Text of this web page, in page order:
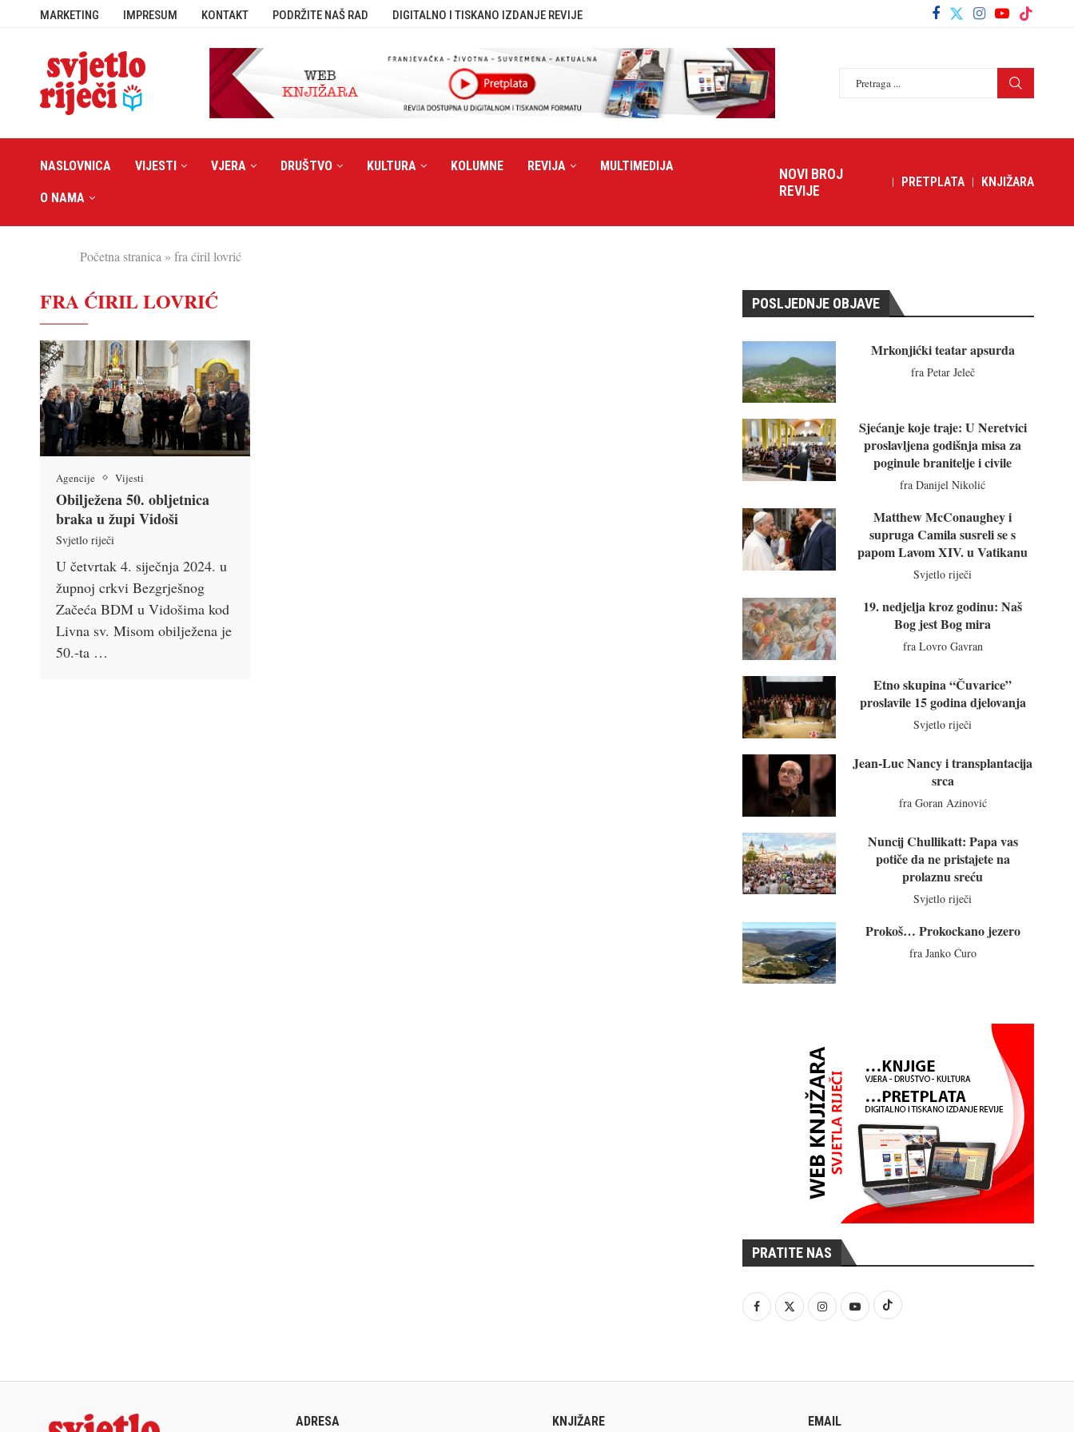
MARKETING IMPRESUM KONTAKT PODRŽITE NAŠ RAD DIGITALNO I TISKANO IZDANJE REVIJE
NASLOVNICA VIJESTI VJERA DRUŠTVO KULTURA KOLUMNE REVIJA MULTIMEDIJA
O NAMA
NOVI BROJ
REVIJE
PRETPLATA KNJIŽARA
Početna stranica » fra ćiril lovrić
FRA ĆIRIL LOVRIĆ
Agencije Vijesti
Obilježena 50. obljetnica
braka u župi Vidoši
Svjetlo riječi
U četvrtak 4. siječnja 2024. u
župnoj crkvi Bezgrješnog
Začeća BDM u Vidošima kod
Livna sv. Misom obilježena je
50.-ta …
POSLJEDNJE OBJAVE
Mrkonjićki teatar apsurda
fra Petar Jeleč
Sjećanje koje traje: U Neretvici
proslavljena godišnja misa za
poginule branitelje i civile
fra Danijel Nikolić
Matthew McConaughey i
supruga Camila susreli se s
papom Lavom XIV. u Vatikanu
Svjetlo riječi
19. nedjelja kroz godinu: Naš
Bog jest Bog mira
fra Lovro Gavran
Etno skupina “Čuvarice”
proslavile 15 godina djelovanja
Svjetlo riječi
Jean-Luc Nancy i transplantacija
srca
fra Goran Azinović
Nuncij Chullikatt: Papa vas
potiče da ne pristajete na
prolaznu sreću
Svjetlo riječi
Prokoš… Prokockano jezero
fra Janko Ćuro
PRATITE NAS
ADRESA KNJIŽARE EMAIL